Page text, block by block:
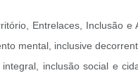
Entrelaces, Inclusão
mental, inclusive
inclusão social e